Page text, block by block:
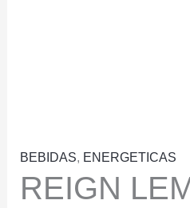
BEBIDAS, ENERGETICAS
REIGN